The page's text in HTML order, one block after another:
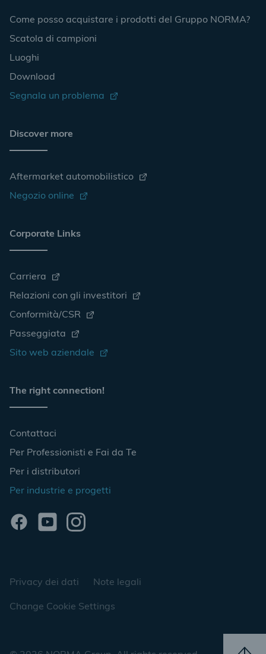
Come posso acquistare i prodotti del Gruppo NORMA?
Scatola di campioni
Luoghi
Download
Segnala un problema
Discover more
Aftermarket automobilistico
Negozio online
Corporate Links
Carriera
Relazioni con gli investitori
Conformità/CSR
Passeggiata
Sito web aziendale
The right connection!
Contattaci
Per Professionisti e Fai da Te
Per i distributori
Per industrie e progetti
Privacy dei dati Note legali
Change Cookie Settings